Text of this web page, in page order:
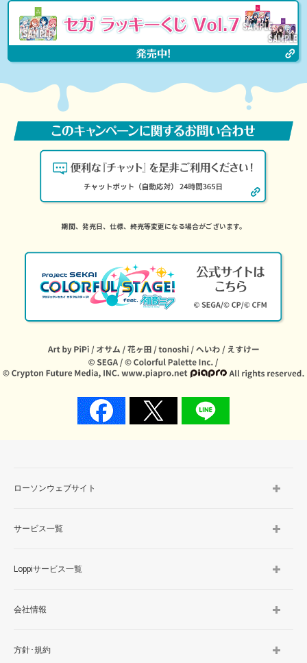
期間、発売日、仕様、終売等変更になる場合がございます。
ローソンウェブサイト
サービス一覧
Loppiサービス一覧
会社情報
方針･規約